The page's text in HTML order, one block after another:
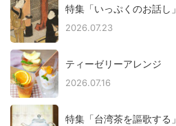
特集「いっぷくのお話し」
2026.07.23
ティーゼリーアレンジ
2026.07.16
特集「台湾茶を謳歌する」